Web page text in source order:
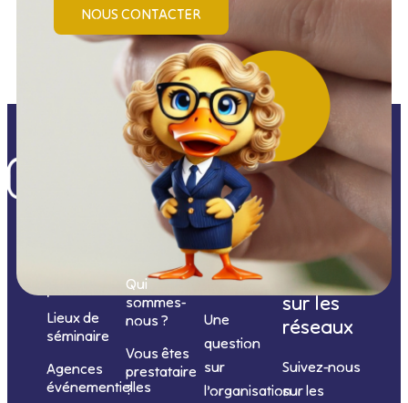
NOUS CONTACTER
prestations
Lieux de
séminaire
Agences
événementielles
Informations
Qui
sommes-
nous ?
Vous êtes
prestataire
?
Nous
contacter
Une
question
sur
l’organisation
Nous
suivre
sur les
réseaux
Suivez-nous
sur les